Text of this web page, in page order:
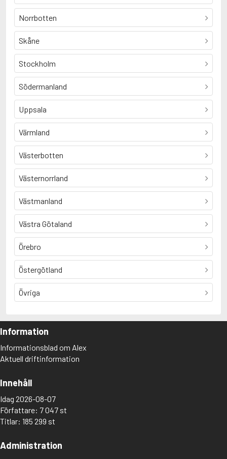
Norrbotten
Skåne
Stockholm
Södermanland
Uppsala
Värmland
Västerbotten
Västernorrland
Västmanland
Västra Götaland
Örebro
Östergötland
Övriga
Information
Informationsblad om Alex
Aktuell driftinformation
Innehåll
Idag 2026-08-07
Författare: 7 047 st
Titlar: 185 299 st
Administration